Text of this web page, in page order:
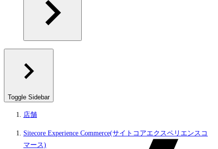
Toggle Sidebar
店舗
Sitecore Experience Commerce(サイトコアエクスペリエンスコ
マース)